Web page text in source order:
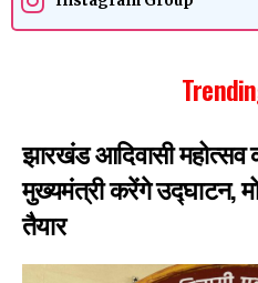
झारखंड आदिवासी
मुख्यमंत्री करेंगे उद्घाटन,
तैयार